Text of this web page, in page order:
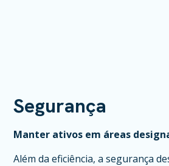
Segurança
Manter ativos em áreas
Além da eficiência, a segurança